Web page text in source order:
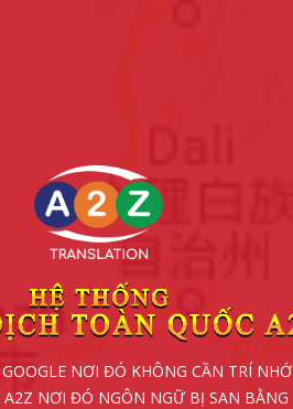
NƠI ĐÓ KHÔNG CẦN TRÍ NHỚ
NƠI ĐÓ NGÔN NGỮ BỊ SAN BẰNG